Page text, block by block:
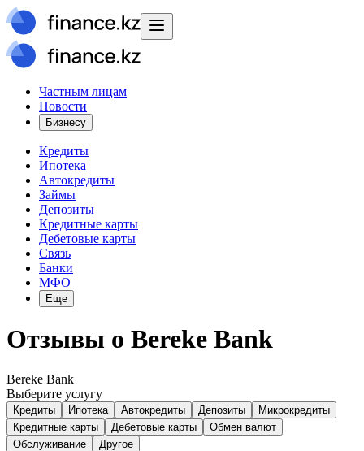
Частным лицам
Новости
Бизнесу
Кредиты
Ипотека
Автокредиты
Займы
Депозиты
Кредитные карты
Дебетовые карты
Связь
Банки
МФО
Еще
Отзывы о Bereke Bank
Bereke Bank
Выберите услугу
Кредиты Ипотека Автокредиты Депозиты
Микрокредиты
Кредитные карты
Дебетовые карты
Обмен валют
Обслуживание
Другое